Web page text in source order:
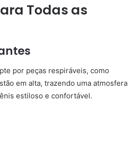
Todas as
por peças respiráveis, como
em alta, trazendo uma atmosfera
estiloso e confortável.